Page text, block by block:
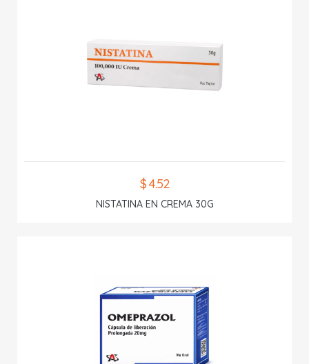
$ 4.52
NISTATINA EN CREMA 30G